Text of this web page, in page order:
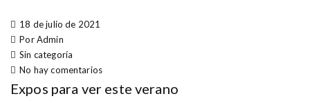
18 de julio de 2021
Por Admin
Sin categoría
No hay comentarios
Expos para ver este verano